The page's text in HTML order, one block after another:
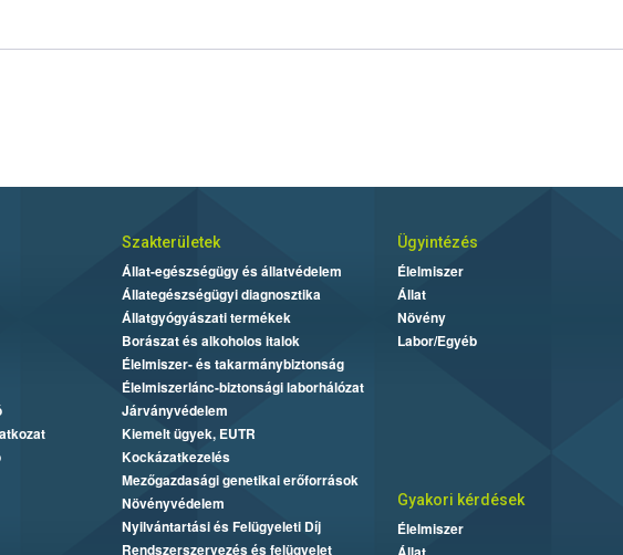
Szakterületek
Állat-egészségügy és állatvédelem
Állategészségügyi diagnosztika
Állatgyógyászati termékek
Borászat és alkoholos italok
Élelmiszer- és takarmánybiztonság
Élelmiszerlánc-biztonsági laborhálózat
Járványvédelem
Kiemelt ügyek, EUTR
Kockázatkezelés
Mezőgazdasági genetikai erőforrások
Növényvédelem
Nyilvántartási és Felügyeleti Díj
Rendszerszervezés és felügyelet
Ügyintézés
Élelmiszer
Állat
Növény
Labor/Egyéb
Gyakori kérdések
Élelmiszer